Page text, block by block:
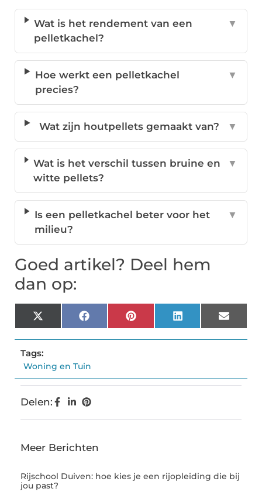
Wat is het rendement van een
pelletkachel?
▼
Hoe werkt een pelletkachel
precies?
▼
Wat zijn houtpellets gemaakt van? ▼
Wat is het verschil tussen bruine en
witte pellets?
▼
Is een pelletkachel beter voor het
milieu?
▼
Goed artikel? Deel hem
dan op:
X
(Twitter)
FacebookPinterestLinkedInEmail
Tags:
Woning en Tuin
Delen:
Meer Berichten
Rijschool Duiven: hoe kies je een rijopleiding die bij
jou past?